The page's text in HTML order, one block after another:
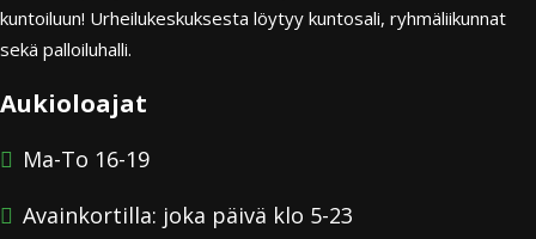
kuntoiluun! Urheilukeskuksesta löytyy kuntosali, ryhmäliikunnat
sekä palloiluhalli.
Aukioloajat
Ma-To 16-19
Avainkortilla: joka päivä klo 5-23